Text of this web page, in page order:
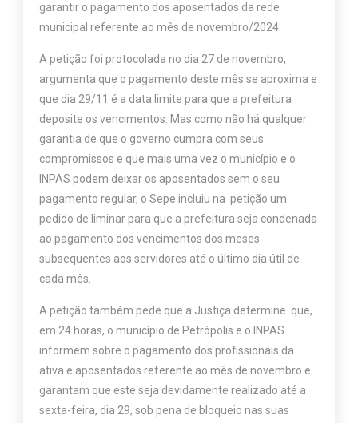
garantir o pagamento dos aposentados da rede
municipal referente ao mês de novembro/2024.
A petição foi protocolada no dia 27 de novembro,
argumenta que o pagamento deste mês se aproxima e
que dia 29/11 é a data limite para que a prefeitura
deposite os vencimentos. Mas como não há qualquer
garantia de que o governo cumpra com seus
compromissos e que mais uma vez o município e o
INPAS podem deixar os aposentados sem o seu
pagamento regular, o Sepe incluiu na petição um
pedido de liminar para que a prefeitura seja condenada
ao pagamento dos vencimentos dos meses
subsequentes aos servidores até o último dia útil de
cada mês.
A petição também pede que a Justiça determine que,
em 24 horas, o município de Petrópolis e o INPAS
informem sobre o pagamento dos profissionais da
ativa e aposentados referente ao mês de novembro e
garantam que este seja devidamente realizado até a
sexta-feira, dia 29, sob pena de bloqueio nas suas